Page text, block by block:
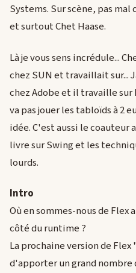
Systems. Sur scène, pas
et surtout Chet Haase.
Là je vous sens incrédule...
chez SUN et travaillait sur...
chez Adobe et il travaille sur
va pas jouer les tabloïds à 2
idée. C'est aussi le coauteur
livre sur Swing et les
lourds.
Intro
Où en sommes-nous de Flex
côté du runtime ?
La prochaine version de
d'apporter un grand